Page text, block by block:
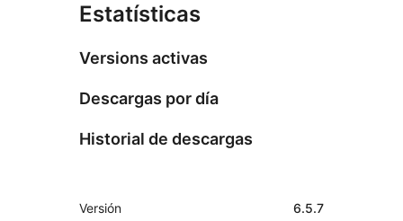
Estatísticas
Versions activas
Descargas por día
Historial de descargas
Meta
Versión 6.5.7